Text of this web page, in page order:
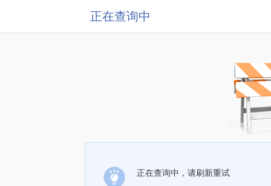
正在查询中
正在查询中，请刷新重试